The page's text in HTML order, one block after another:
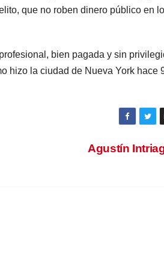
que no roben dinero público en
bien pagada y sin
hizo la ciudad de Nueva York hace
Agustín